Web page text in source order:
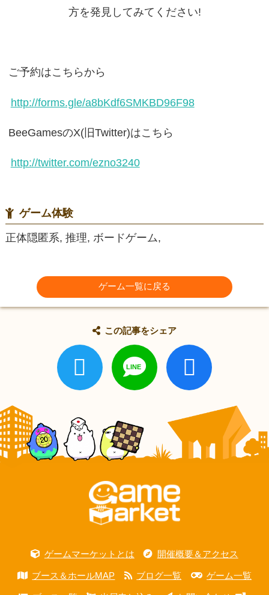
方を発見してみてください!
ご予約はこちらから
http://forms.gle/a8bKdf6SMKBD96F98
BeeGamesのX(旧Twitter)はこちら
http://twitter.com/ezno3240
ゲーム体験
正体隠匿系, 推理, ボードゲーム,
ゲーム一覧に戻る
この記事をシェア
ゲームマーケットとは 開催概要＆アクセス
ブース＆ホールMAP ブログ一覧 ゲーム一覧